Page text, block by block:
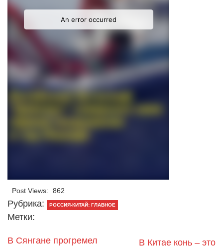
Post Views: 862
Рубрика: РОССИЯ-КИТАЙ: ГЛАВНОЕ
Метки:
В Сянгане прогремел
В Китае конь – это